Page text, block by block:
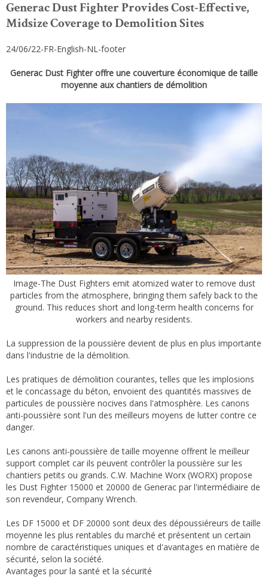
Generac Dust Fighter Provides Cost-Effective,
Midsize Coverage to Demolition Sites
24/06/22-FR-English-NL-footer
Generac Dust Fighter offre une couverture économique de taille
moyenne aux chantiers de démolition
Image-The Dust Fighters emit atomized water to remove dust
particles from the atmosphere, bringing them safely back to the
ground. This reduces short and long-term health concerns for
workers and nearby residents.
La suppression de la poussière devient de plus en plus importante
dans l'industrie de la démolition.
Les pratiques de démolition courantes, telles que les implosions
et le concassage du béton, envoient des quantités massives de
particules de poussière nocives dans l'atmosphère. Les canons
anti-poussière sont l'un des meilleurs moyens de lutter contre ce
danger.
Les canons anti-poussière de taille moyenne offrent le meilleur
support complet car ils peuvent contrôler la poussière sur les
chantiers petits ou grands. C.W. Machine Worx (WORX) propose
les Dust Fighter 15000 et 20000 de Generac par l'intermédiaire de
son revendeur, Company Wrench.
Les DF 15000 et DF 20000 sont deux des dépoussiéreurs de taille
moyenne les plus rentables du marché et présentent un certain
nombre de caractéristiques uniques et d'avantages en matière de
sécurité, selon la société.
Avantages pour la santé et la sécurité